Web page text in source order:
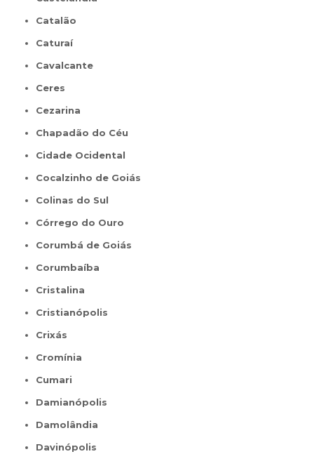
Catalão
Caturaí
Cavalcante
Ceres
Cezarina
Chapadão do Céu
Cidade Ocidental
Cocalzinho de Goiás
Colinas do Sul
Córrego do Ouro
Corumbá de Goiás
Corumbaíba
Cristalina
Cristianópolis
Crixás
Cromínia
Cumari
Damianópolis
Damolândia
Davinópolis